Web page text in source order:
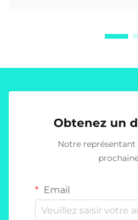
Obtenez un
Notre
Email